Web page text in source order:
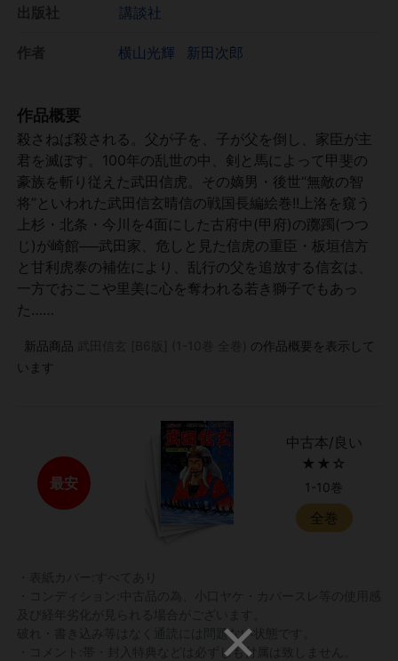
講談社
横山光輝 新田次郎
作品概要
殺さねば殺される。父が子を、子が父を倒し、家臣が主
君を滅ぼす。100年の乱世の中、剣と馬によって甲斐の
豪族を斬り従えた武田信虎。その嫡男・後世“無敵の智
将”といわれた武田信玄晴信の戦国長編絵巻!!上洛を窺う
上杉・北条・今川を4面にした古府中(甲府)の躑躅(つつ
じ)が崎館──武田家、危しと見た信虎の重臣・板垣信方
と甘利虎泰の補佐により、乱行の父を追放する信玄は、
一方でおここや里美に心を奪われる若き獅子でもあっ
た……
新品商品
の作品概要を表示して
います
最安
中古本/良い
★★☆
1-10巻
全巻
破れ・書き込み等はなく通読には問題ない状態です。
・コメント:帯・封入特典などは必ずしも付属は致しません。